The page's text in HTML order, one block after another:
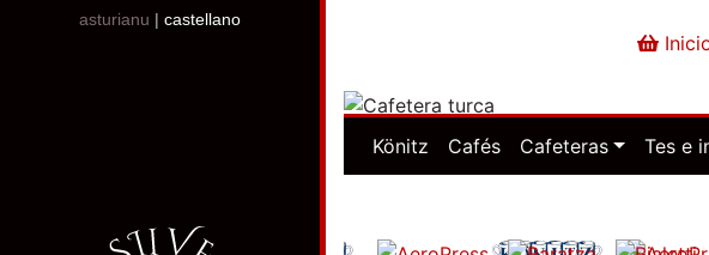
asturianu |castellano
Könitz Cafés Cafeteras Tes e